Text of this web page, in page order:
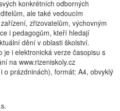
konkrétních odborných
ale také vedoucím
zřizovatelům, výchovným
i pedagogům, kteří hledají
dění v oblasti školství.
i elektronická verze časopisu s
na www.rizeniskoly.cz
o prázdninách), formát: A4, obvyklý